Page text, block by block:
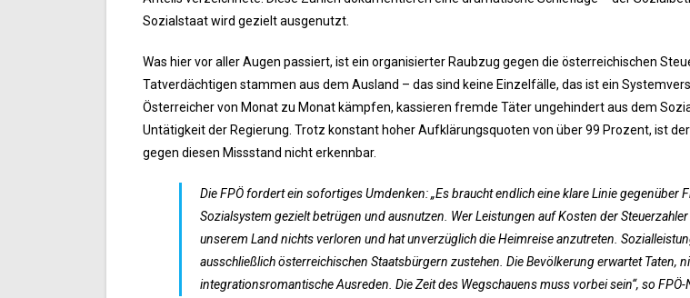
Sozialstaat wird gezielt ausgenutzt.
Was hier vor aller Augen passiert, ist ein organisierter Raubzug gegen die österreichischen
Tatverdächtigen stammen aus dem Ausland – das sind keine Einzelfälle, das ist ein
Österreicher von Monat zu Monat kämpfen, kassieren fremde Täter ungehindert aus dem
Untätigkeit der Regierung. Trotz konstant hoher Aufklärungsquoten von über 99 Prozent, ist
gegen diesen Missstand nicht erkennbar.
Die FPÖ fordert ein sofortiges Umdenken: „Es braucht endlich eine klare Linie gegenüber
Sozialsystem gezielt betrügen und ausnutzen. Wer Leistungen auf Kosten der
unserem Land nichts verloren und hat unverzüglich die Heimreise anzutreten.
ausschließlich österreichischen Staatsbürgern zustehen. Die Bevölkerung erwartet Taten,
integrationsromantische Ausreden. Die Zeit des Wegschauens muss vorbei sein“, so FPÖ-